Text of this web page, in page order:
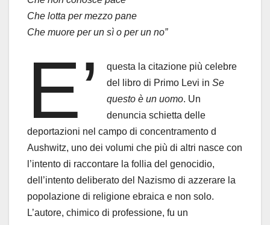
Che lotta per mezzo pane
Che muore per un sì o per un no”
E’
questa la citazione più celebre
del libro di Primo Levi inSe
questo è un uomo. Un
denuncia schietta delle
deportazioni nel campo di concentramento d
Aushwitz, uno dei volumi che più di altri nasce con
l’intento di raccontare la follia del genocidio,
dell’intento deliberato del Nazismo di azzerare la
popolazione di religione ebraica e non solo.
L’autore, chimico di professione, fu un